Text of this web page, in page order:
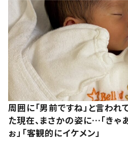
周囲に「男前ですね」と言われ
た現在、まさかの姿に…「きゃ
ぉ」「客観的にイケメン」